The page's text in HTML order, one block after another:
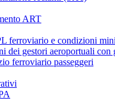
ART
ferroviario e condizioni
dei gestori aeroportuali con
ferroviario passeggeri